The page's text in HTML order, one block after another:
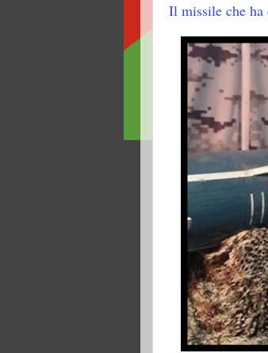
Il missile che